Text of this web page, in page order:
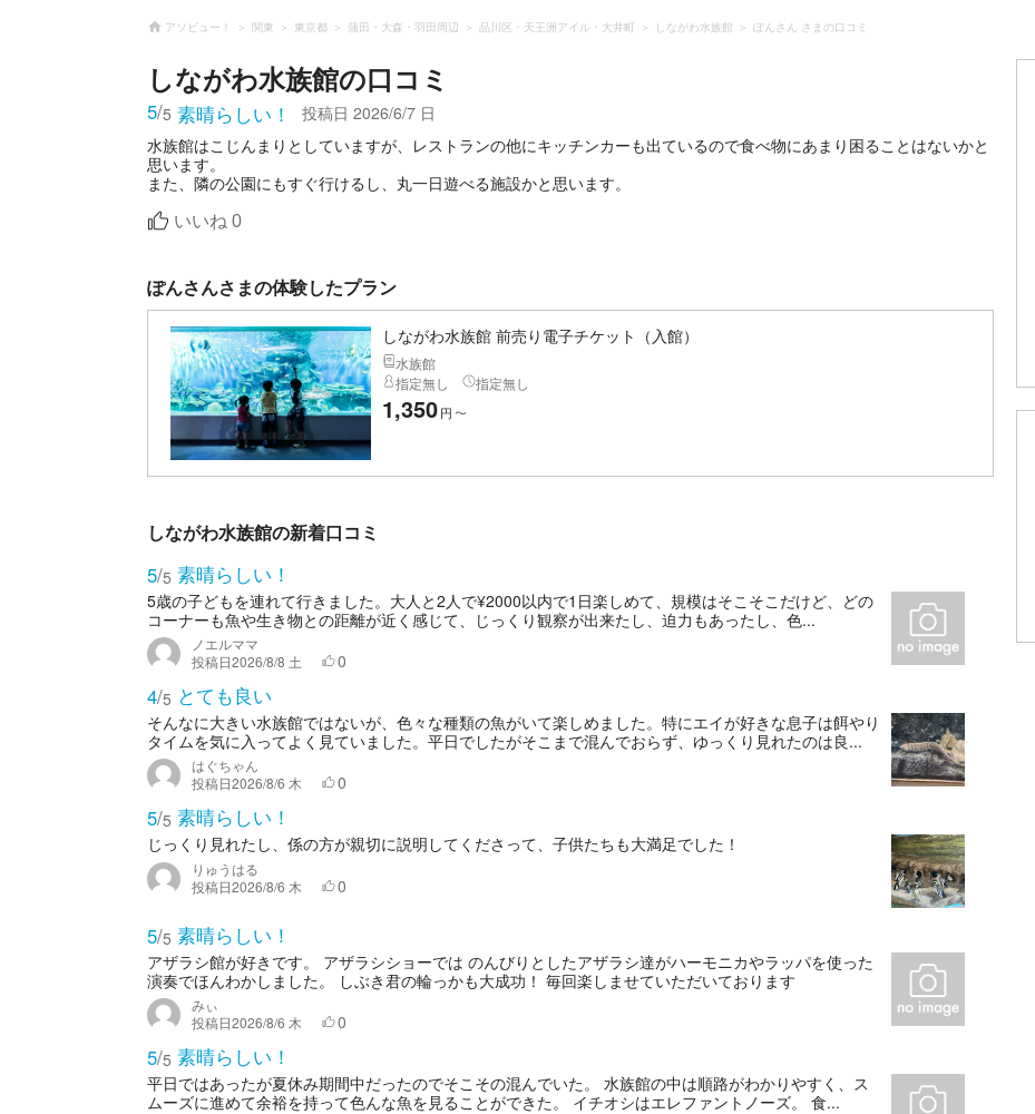
アソビュー！ 関東 東京都 蒲田・大森・羽田周辺 品川区・天王洲アイル・大井町 しながわ水族館 ぽんさん さまの口コミ
しながわ水族館の口コミ
5/5 素晴らしい！ 投稿日 2026/6/7 日
水族館はこじんまりとしていますが、レストランの他にキッチンカーも出ているので食べ物にあまり困ることはないかと
思います。
いいね 0
ぽんさんさまの体験したプラン
しながわ水族館 前売り電子チケット（入館）
水族館
指定無し
指定無し
1,350円 〜
しながわ水族館の新着口コミ
5/5 素晴らしい！
5歳の子どもを連れて行きました。大人と2人で¥2000以内で1日楽しめて、規模はそこそこだけど、どの
コーナーも魚や生き物との距離が近く感じて、じっくり観察が出来たし、迫力もあったし、色...
ノエルママ
投稿日2026/8/8 土 0
4/5 とても良い
そんなに大きい水族館ではないが、色々な種類の魚がいて楽しめました。特にエイが好きな息子は餌やり
タイムを気に入ってよく見ていました。平日でしたがそこまで混んでおらず、ゆっくり見れたのは良...
はぐちゃん
投稿日2026/8/6 木 0
5/5 素晴らしい！
じっくり見れたし、係の方が親切に説明してくださって、子供たちも大満足でした！
りゅうはる
投稿日2026/8/6 木 0
5/5 素晴らしい！
アザラシ館が好きです。 アザラシショーでは のんびりとしたアザラシ達がハーモニカやラッパを使った
演奏でほんわかしました。 しぶき君の輪っかも大成功！ 毎回楽しませていただいております
みぃ
投稿日2026/8/6 木 0
5/5 素晴らしい！
平日ではあったが夏休み期間中だったのでそこその混んでいた。 水族館の中は順路がわかりやすく、ス
ムーズに進めて余裕を持って色んな魚を見ることができた。 イチオシはエレファントノーズ。 食...